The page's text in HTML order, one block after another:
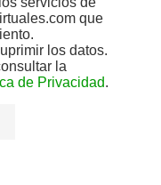
que
los datos.
la
de Privacidad.